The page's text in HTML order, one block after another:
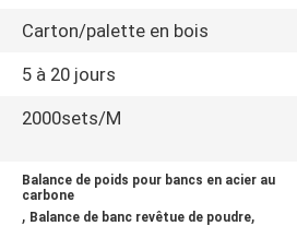
Carton/palette en bois
5 à 20 jours
2000sets/M
Balance de poids pour bancs en acier au
carbone
, Balance de banc revêtue de poudre,